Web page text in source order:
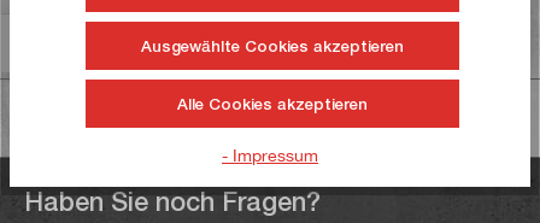
Informationen zur Produktsicherheit
Haben Sie noch Fragen?
Ausgewählte Cookies akzeptieren
Alle Cookies akzeptieren
- Impressum